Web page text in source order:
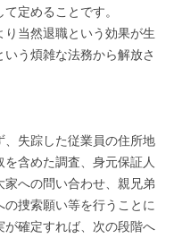
定めることです。
当然退職という効果が生
う煩雑な法務から解放さ
失踪した従業員の住所地
含めた調査、身元保証人
への問い合わせ、親兄弟
捜索願い等を行うことに
確定すれば、次の段階へ